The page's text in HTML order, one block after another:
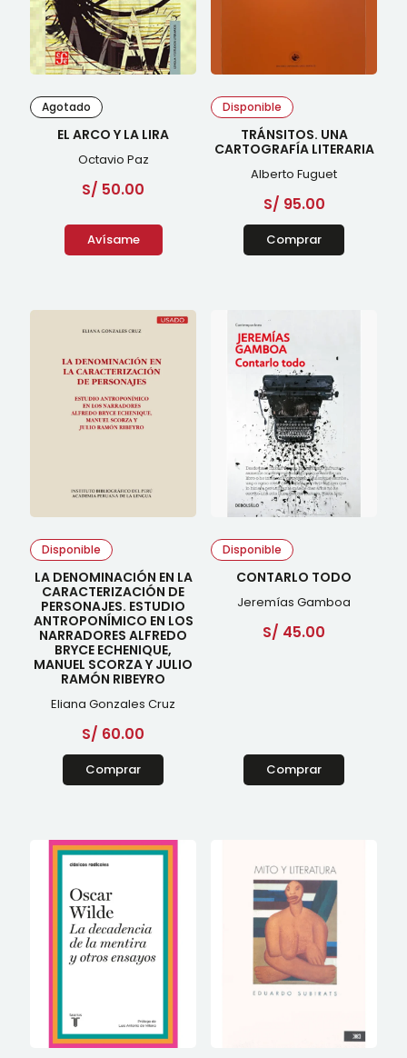
Agotado
EL ARCO Y LA LIRA
Octavio Paz
S/ 50.00
Avísame
Disponible
TRÁNSITOS. UNA
CARTOGRAFÍA LITERARIA
Alberto Fuguet
S/ 95.00
Comprar
Disponible
LA DENOMINACIÓN EN LA
CARACTERIZACIÓN DE
PERSONAJES. ESTUDIO
ANTROPONÍMICO EN LOS
NARRADORES ALFREDO
BRYCE ECHENIQUE,
MANUEL SCORZA Y JULIO
RAMÓN RIBEYRO
Eliana Gonzales Cruz
S/ 60.00
Comprar
Disponible
CONTARLO TODO
Jeremías Gamboa
S/ 45.00
Comprar